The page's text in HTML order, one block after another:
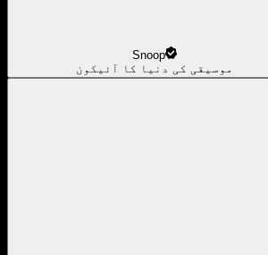
Snoop
موسیقی کی دنیا کا آئیکون